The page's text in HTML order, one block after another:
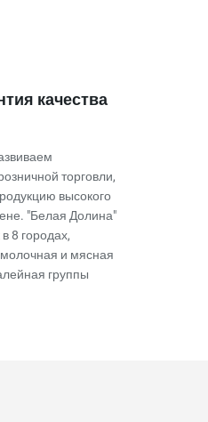
качества
торговли,
высокого
"Белая Долина"
8 городах,
и мясная
группы